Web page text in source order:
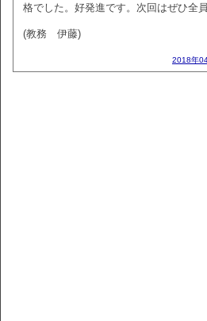
格でした。好発進です。次回はぜひ全
(教務 伊藤)
2018年